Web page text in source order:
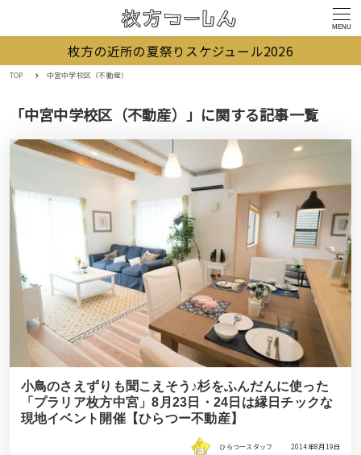
MENU
枚方の近所の夏祭りスケジュール2026
TOP 中宮中学校区（不動産）
「中宮中学校区（不動産）」に関する記事一覧
小鳥のさえずりも聞こえそう♪杉をふんだんに使った
「プラリア枚方中宮」8月23日・24日は縁日チックな
現地イベント開催【ひらつー不動産】
ひらつースタッフ 2014年8月19日